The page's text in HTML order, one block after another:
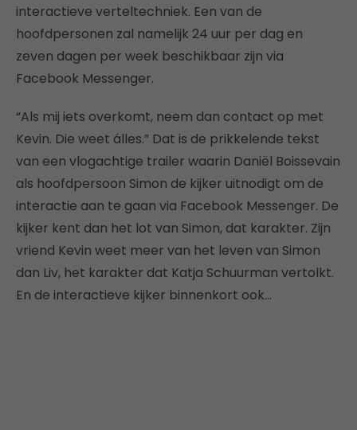
interactieve verteltechniek. Een van de
hoofdpersonen zal namelijk 24 uur per dag en
zeven dagen per week beschikbaar zijn via
Facebook Messenger.
“Als mij iets overkomt, neem dan contact op met
Kevin. Die weet álles.” Dat is de prikkelende tekst
van een vlogachtige trailer waarin Daniël Boissevain
als hoofdpersoon Simon de kijker uitnodigt om de
interactie aan te gaan via Facebook Messenger. De
kijker kent dan het lot van Simon, dat karakter. Zijn
vriend Kevin weet meer van het leven van Simon
dan Liv, het karakter dat Katja Schuurman vertolkt.
En de interactieve kijker binnenkort ook…